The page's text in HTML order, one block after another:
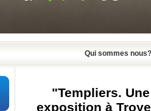
Qui sommes nous?
"Templiers.
exposition à